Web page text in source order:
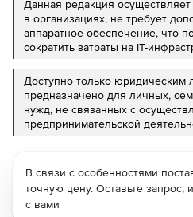
Данная редакция
в организациях, не требует
аппаратное обеспечение, что
сократить затраты на IT-
Доступно только
предназначено для личных,
нужд, не связанных с
предпринимательской
В связи с особенностями
точную цену. Оставьте
с вами